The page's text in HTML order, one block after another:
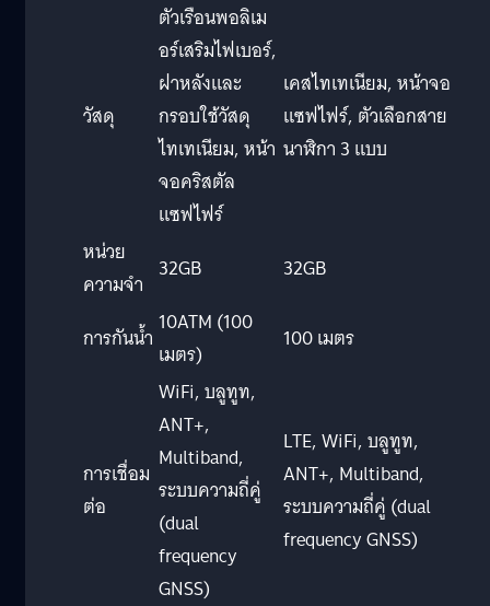
วัสดุ
ตัวเรือนพอลิเม
อร์เสริมไฟเบอร์,
ฝาหลังและ
กรอบใช้วัสดุ
ไทเทเนียม, หน้า
จอคริสตัล
แซฟไฟร์
เคสไทเทเนียม, หน้าจอ
แซฟไฟร์, ตัวเลือกสาย
นาฬิกา 3 แบบ
หน่วย
ความจำ
32GB 32GB
การกันน้ำ
10ATM (100
เมตร)
100 เมตร
การเชื่อม
ต่อ
WiFi, บลูทูท,
ANT+,
Multiband,
ระบบความถี่คู่
(dual
frequency
GNSS)
LTE, WiFi, บลูทูท,
ANT+, Multiband,
ระบบความถี่คู่ (dual
frequency GNSS)